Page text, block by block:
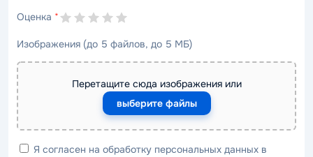
Оценка *
Изображения (до 5 файлов, до 5 МБ)
Перетащите сюда изображения или
выберите файлы
Я согласен на обработку персональных данных в